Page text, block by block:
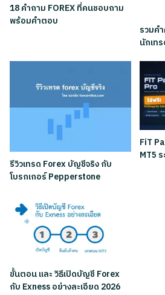
18 คำถาม FOREX ที่คนชอบถาม
พร้อมคำตอบ
รวมค
นักเท
รีวิวเทรด Forex บัญชีจริง กับ
โบรกเกอร์ Pepperstone
FiT
MT5
ขั้นตอน และ วิธีเปิดบัญชี Forex
กับ Exness อย่างละเอียด 2026